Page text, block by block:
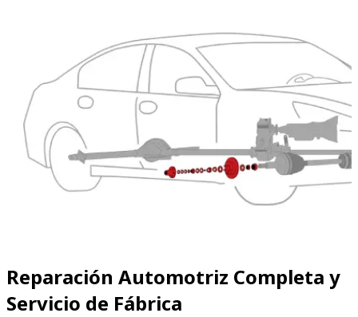
Reparación Automotriz Completa y
Servicio de Fábrica